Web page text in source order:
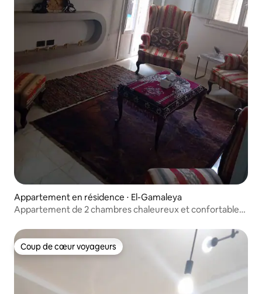
Appartement en résidence ⋅ El-Gamaleya
Appartement de 2 chambres chaleureux et confortable
Coup de cœur voyageurs
Coup de cœur voyageurs